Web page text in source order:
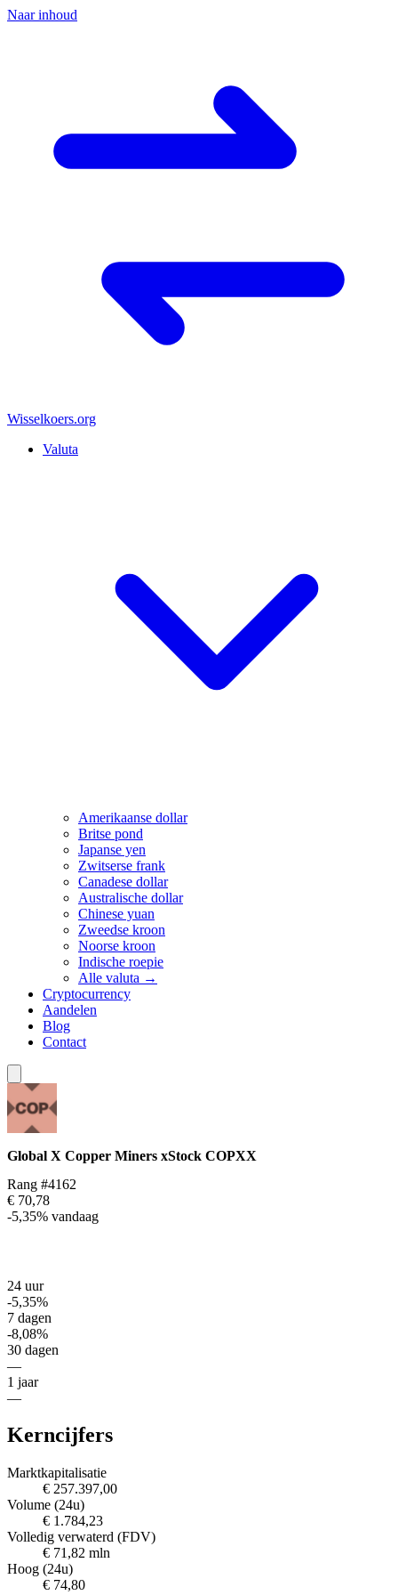
Naar inhoud
Wisselkoers.org
Valuta
Amerikaanse dollar
Britse pond
Japanse yen
Zwitserse frank
Canadese dollar
Australische dollar
Chinese yuan
Zweedse kroon
Noorse kroon
Indische roepie
Alle valuta →
Cryptocurrency
Aandelen
Blog
Contact
Global X Copper Miners xStock COPXX
Rang #4162
€ 70,78
-5,35% vandaag
24 uur
-5,35%
7 dagen
-8,08%
30 dagen
—
1 jaar
—
Kerncijfers
Marktkapitalisatie
€ 257.397,00
Volume (24u)
€ 1.784,23
Volledig verwaterd (FDV)
€ 71,82 mln
Hoog (24u)
€ 74,80